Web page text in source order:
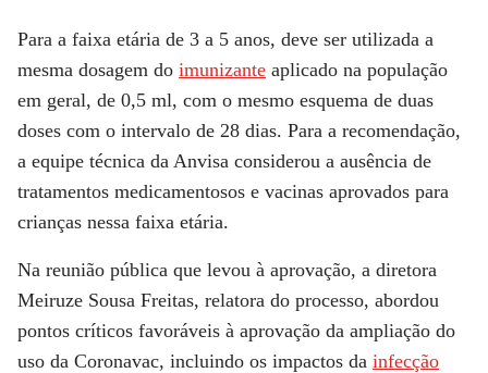
Para a faixa etária de 3 a 5 anos, deve ser utilizada a
mesma dosagem do imunizante aplicado na população
em geral, de 0,5 ml, com o mesmo esquema de duas
doses com o intervalo de 28 dias. Para a recomendação,
a equipe técnica da Anvisa considerou a ausência de
tratamentos medicamentosos e vacinas aprovados para
crianças nessa faixa etária.
Na reunião pública que levou à aprovação, a diretora
Meiruze Sousa Freitas, relatora do processo, abordou
pontos críticos favoráveis à aprovação da ampliação do
uso da Coronavac, incluindo os impactos da infecção